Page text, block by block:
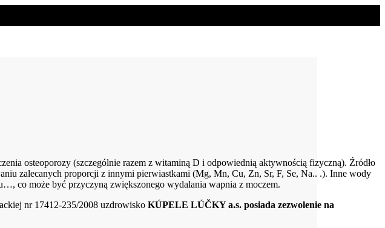
osteoporozy (szczególnie razem z witaminą D i odpowiednią aktywnością fizyczną). Źródło
zalecanych proporcji z innymi pierwiastkami (Mg, Mn, Cu, Zn, Sr, F, Se, Na.. .). Inne wody
co może być przyczyną zwiększonego wydalania wapnia z moczem.
nr 17412-235/2008 uzdrowisko KÚPELE LÚČKY a.s. posiada zezwolenie na